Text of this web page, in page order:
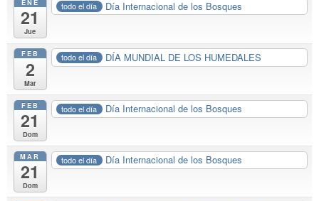
ENE
21
Jue
todo el día Día Internacional de los Bosques
FEB
2
Mar
todo el día DÍA MUNDIAL DE LOS HUMEDALES
FEB
21
Dom
todo el día Día Internacional de los Bosques
MAR
21
Dom
todo el día Día Internacional de los Bosques